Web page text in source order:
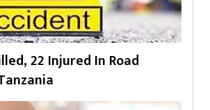
22 Injured In Road